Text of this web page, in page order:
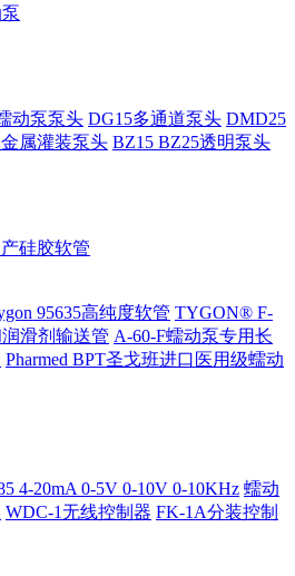
动泵泵头 DG15多通道泵头 DMD25
属灌装泵头 BZ15 BZ25透明泵头
硅胶软管
95635高纯度软管 TYGON® F-
滑剂输送管 A-60-F蠕动泵专用长
Pharmed BPT圣戈班进口医用级蠕动
4-20mA 0-5V 0-10V 0-10KHz 蠕动
WDC-1无线控制器 FK-1A分装控制